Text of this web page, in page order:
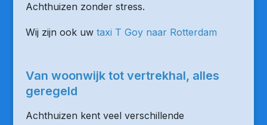
Achthuizen zonder stress.
Wij zijn ook uw taxi T Goy naar Rotterdam
Van woonwijk tot vertrekhal, alles
geregeld
Achthuizen kent veel verschillende